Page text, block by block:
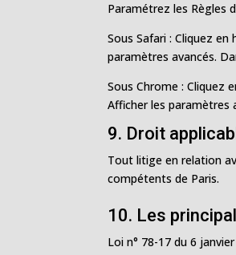
Paramétrez les Règles
Sous Safari : Cliquez
paramètres avancés.
Sous Chrome : Cliquez
Afficher les paramètres
9. Droit
Tout litige en relation
compétents de Paris.
10. Les
Loi n° 78-17 du 6